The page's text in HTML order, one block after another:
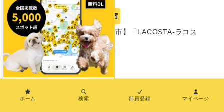
岡山県 宿
【岡山・瀬戸内市】「LACOSTA-ラコス
タ-」
グランピング
同室宿泊OK
中型犬まで
ホーム 検索 部員登録 マイページ